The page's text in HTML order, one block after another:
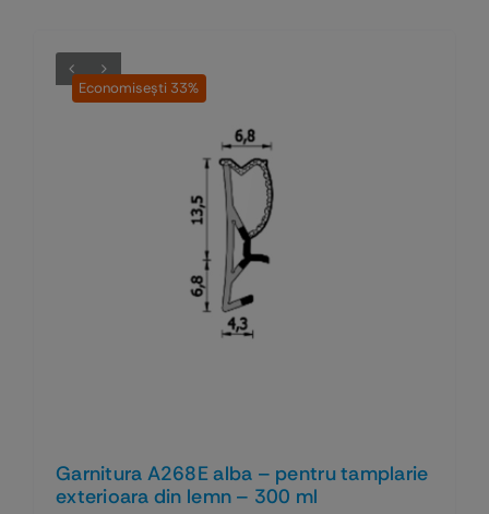
Economiseşti 33%
Garnitura A268E alba – pentru tamplarie
exterioara din lemn – 300 ml